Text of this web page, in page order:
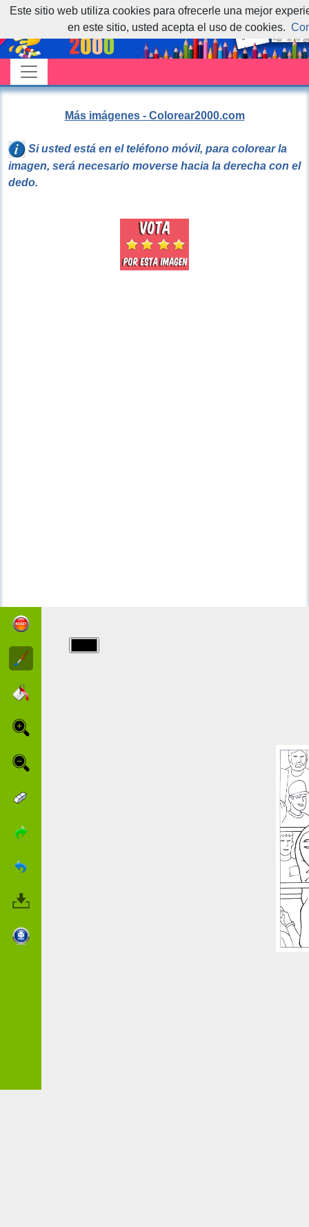
Más imágenes - Colorear2000.com
Si usted está en el teléfono móvil, para colorear la
imagen, será necesario moverse hacia la derecha con el
dedo.
Este sitio web utiliza cookies para ofrecerle una mejor
en este sitio, usted acepta el uso de cookies.